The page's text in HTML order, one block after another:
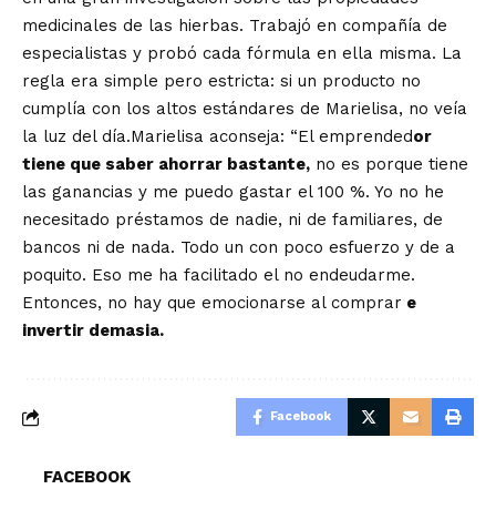
medicinales de las hierbas. Trabajó en compañía de
especialistas y probó cada fórmula en ella misma. La
regla era simple pero estricta: si un producto no
cumplía con los altos estándares de Marielisa, no veía
la luz del día.Marielisa aconseja: “El emprendedor
tiene que saber ahorrar bastante, no es porque tiene
las ganancias y me puedo gastar el 100 %. Yo no he
necesitado préstamos de nadie, ni de familiares, de
bancos ni de nada. Todo un con poco esfuerzo y de a
poquito. Eso me ha facilitado el no endeudarme.
Entonces, no hay que emocionarse al comprar e
invertir demasia.
Facebook
FACEBOOK